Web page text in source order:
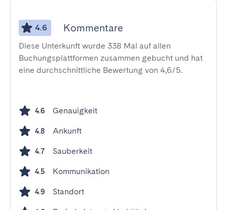
4.6 Kommentare
Diese Unterkunft wurde 338 Mal auf allen
Buchungsplattformen zusammen gebucht und hat
eine durchschnittliche Bewertung von 4,6/5.
4.6 Genauigkeit
4.8 Ankunft
4.7 Sauberkeit
4.5 Kommunikation
4.9 Standort